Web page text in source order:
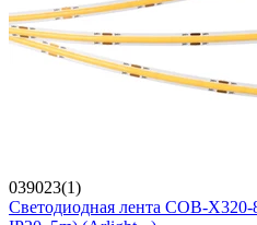
039023(1)
Светодиодная лента COB-